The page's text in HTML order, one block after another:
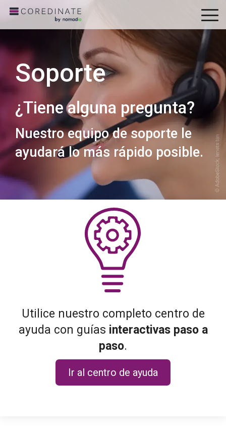
Soporte
¿Tiene alguna pregunta?
Nuestro equipo de soporte le
ayudará lo más rápido posible.
Utilice nuestro completo centro de
ayuda con guías interactivas paso a
paso.
Ir al centro de ayuda